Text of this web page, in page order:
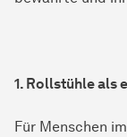
1. Rollstühle als
Für Menschen